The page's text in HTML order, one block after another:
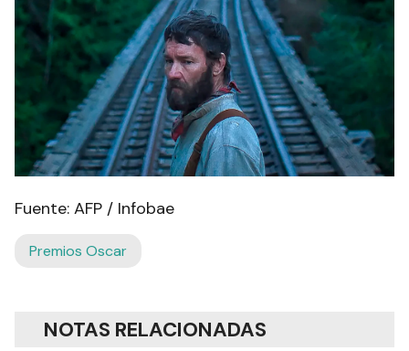
Fuente: AFP / Infobae
Premios Oscar
NOTAS RELACIONADAS